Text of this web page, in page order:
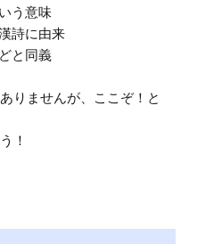
う意味
詩に由来
と同義
りませんが、ここぞ！と
！